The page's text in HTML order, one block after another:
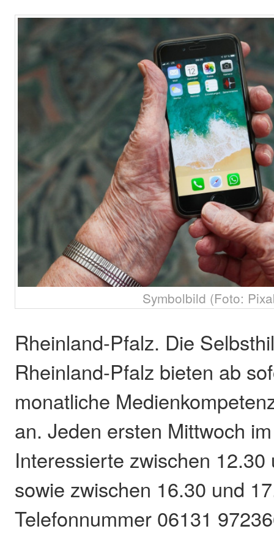
Symbolbild (Foto:
Rheinland-Pfalz. Die
Rheinland-Pfalz bieten ab
monatliche
an. Jeden ersten Mittwoch
Interessierte zwischen
sowie zwischen 16.30 und
Telefonnummer 06131